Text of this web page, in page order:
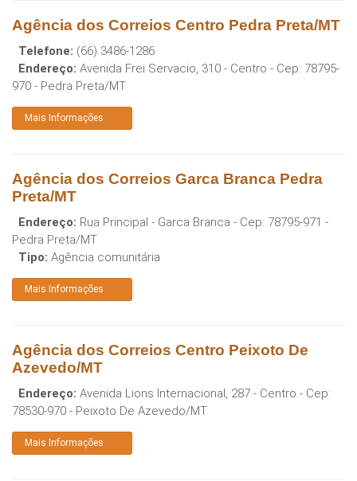
Agência dos Correios Centro Pedra Preta/MT
Telefone: (66) 3486-1286
Endereço: Avenida Frei Servacio, 310 - Centro - Cep: 78795-
970 - Pedra Preta/MT
Mais Informações
Agência dos Correios Garca Branca Pedra
Preta/MT
Endereço: Rua Principal - Garca Branca - Cep: 78795-971 -
Pedra Preta/MT
Tipo: Agência comunitária
Mais Informações
Agência dos Correios Centro Peixoto De
Azevedo/MT
Endereço: Avenida Lions Internacional, 287 - Centro - Cep:
78530-970 - Peixoto De Azevedo/MT
Mais Informações